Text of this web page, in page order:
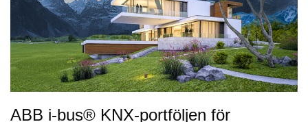
ABB i-bus® KNX-portföljen för